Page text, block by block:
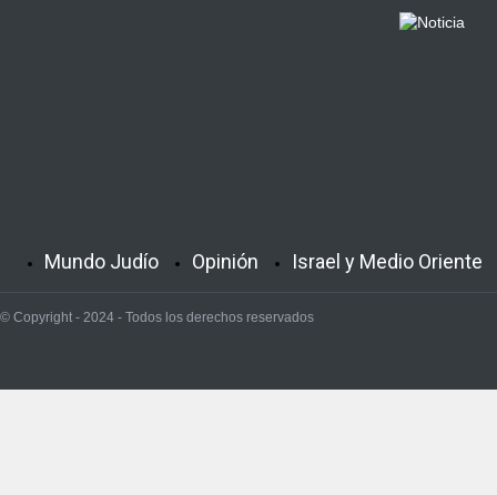
Mundo Judío Opinión Israel y Medio Oriente
© Copyright - 2024 - Todos los derechos reservados